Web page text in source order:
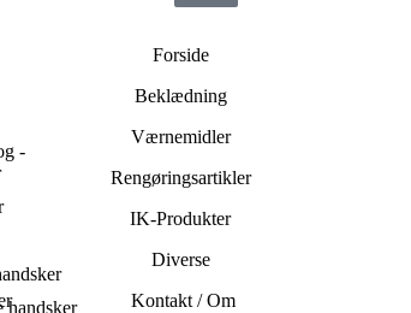
Forside
Beklædning
-
handsker
Værnemidler
Rengøringsartikler
IK-Produkter
Diverse
Kontakt / Om